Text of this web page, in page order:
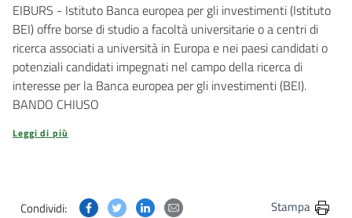
EIBURS - Istituto Banca europea per gli investimenti (Istituto
BEI) offre borse di studio a facoltà universitarie o a centri di
ricerca associati a università in Europa e nei paesi candidati o
potenziali candidati impegnati nel campo della ricerca di
interesse per la Banca europea per gli investimenti (BEI).
BANDO CHIUSO
Leggi di più
Condividi: Condividi questa pagina su Facebook
Condividi questa pagina su Twitter
Condividi questa pagina su Linkedin
Condividi questa pagina via
Stampa